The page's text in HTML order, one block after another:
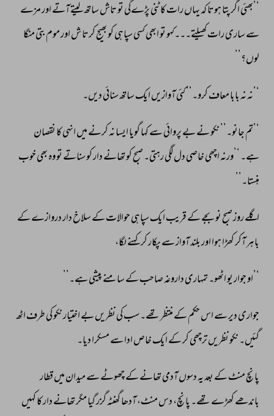
‘’بھئی اگر پتا ہوتا کہ یہاں رات کاٹنی پڑےگی تو تاش ساتھ لیتے آتے اور مزے
سے ساری رات کھیلتے۔۔۔کہو تو ابھی کسی سپاہی کو بھیج کرتا ش اور موم بتی منگا
لوں؟’’
‘’نہ نہ بابا معاف کرو۔’’ کئی آوازیں ایک ساتھ سنائی دیں۔
‘’تم جانو۔’’ نکو نے بے پروائی سے کہا گویا ایسا نہ کرنے میں انہی کا نقصان
ہے۔ ‘’ورنہ اچھی خاصی دل لگی رہتی۔ صبح کو تھانے دار کو سناتے تو وہ بھی خوب
ہنستا۔’’
اگلے روز صبح نو بجے کے قریب ایک سپاہی حوالات کے سلاخ دار دروازے کے
باہر آکر کھڑا ہوا اور بلند آواز سے پکار کر کہنے لگا،
‘’او جوار یو اٹھو۔ تمہاری داروغہ صاحب کے سامنے پیشی ہے۔’’
جواری دیر سے اس حکم کے منتظر تھے۔ سب کی نظریں بے اختیار نکو کی طرف اٹھ
گئیں۔ نکو نظریں ترچھی کر کے ایک خاص ادا سے مسکرا دیا۔
پانچ منٹ کے بعد یہ دسوں آدمی تھانے کے چھوٹے سے میدان میں قطار
باندھے کھڑے تھے۔ پانچ، دس منٹ، آدھا گھنٹہ گزر گیا مگر تھانے دار کا کہیں